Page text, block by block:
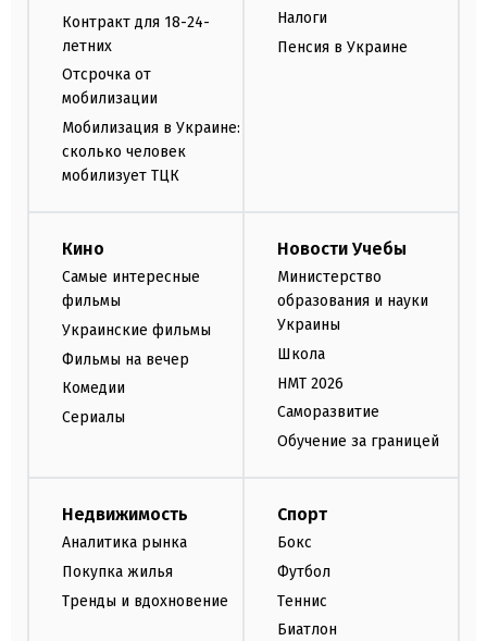
Контракт для 18-24-
летних
Отсрочка от
мобилизации
Мобилизация в Украине:
сколько человек
мобилизует ТЦК
Налоги
Пенсия в Украине
Кино
Самые интересные
фильмы
Украинские фильмы
Фильмы на вечер
Комедии
Сериалы
Новости Учебы
Министерство
образования и науки
Украины
Школа
НМТ 2026
Саморазвитие
Обучение за границей
Недвижимость
Аналитика рынка
Покупка жилья
Тренды и вдохновение
Спорт
Бокс
Футбол
Теннис
Биатлон